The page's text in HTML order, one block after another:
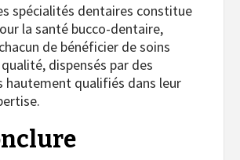
spécialités dentaires constitue
la santé bucco-dentaire,
de bénéficier de soins
dispensés par des
hautement qualifiés dans leur